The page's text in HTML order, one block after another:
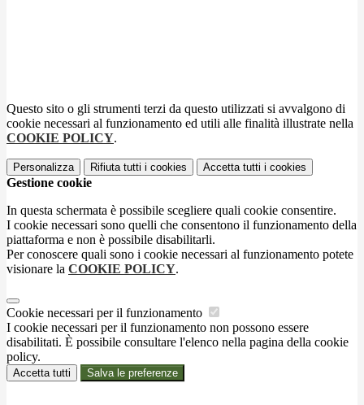
Questo sito o gli strumenti terzi da questo utilizzati si avvalgono di
cookie necessari al funzionamento ed utili alle finalità illustrate nella
COOKIE POLICY.
Personalizza Rifiuta tutti i cookies Accetta tutti i cookies
Gestione cookie
In questa schermata è possibile scegliere quali cookie consentire.
I cookie necessari sono quelli che consentono il funzionamento della
piattaforma e non è possibile disabilitarli.
Per conoscere quali sono i cookie necessari al funzionamento potete
visionare la COOKIE POLICY.
Cookie necessari per il funzionamento
I cookie necessari per il funzionamento non possono essere
disabilitati. È possibile consultare l'elenco nella pagina della cookie
policy.
Accetta tutti Salva le preferenze